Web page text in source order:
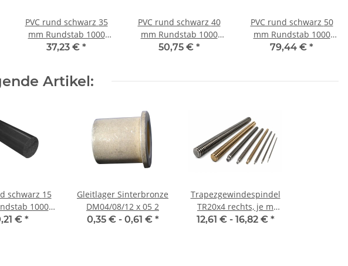
PVC rund schwarz 35
mm Rundstab 1000
mm ± 5mm
37,23 € *
PVC rund schwarz 40
mm Rundstab 1000
mm ± 5mm
50,75 € *
PVC rund schwarz 50
mm Rundstab 1000
mm ± 5mm
79,44 € *
Artikel:
schwarz 15
1000
± 5mm
€ *
Gleitlager Sinterbronze
DM04/08/12 x 05 2
0,35 € - 0,61 € *
Trapezgewindespindel
TR20x4 rechts, je m
±2mm
12,61 € - 16,82 € *